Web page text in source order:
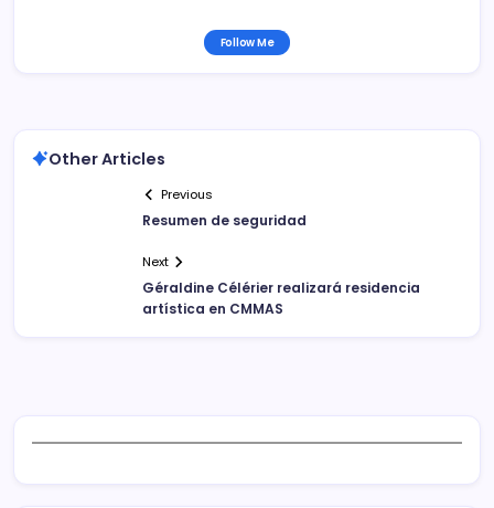
Follow Me
Other Articles
Previous
Resumen de seguridad
Next
Géraldine Célérier realizará residencia
artística en CMMAS